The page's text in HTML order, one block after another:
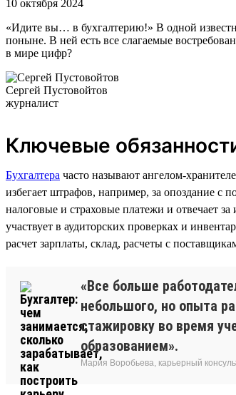
10 октября 2024
«Идите вы… в бухгалтерию!» В одной
поныне. В ней есть все слагаемые
в мире цифр?
Сергей Пустовойтов
журналист
Ключевые
Бухгалтера часто называют ангелом-
избегает штрафов, например, за опоздание с
налоговые и страховые платежи и отвечает
участвует в аудиторских проверках и
расчет зарплаты, склад, расчеты с
«Все больше
небольшого, но опыта
стажировку во время
образованием».
Мария Воробьева, карьерный